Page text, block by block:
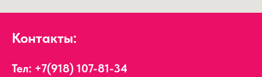
Контакты:
Тел: +7(918) 107-81-34